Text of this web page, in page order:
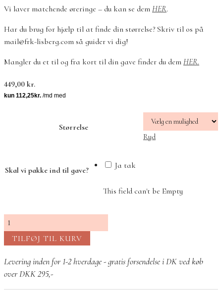
Vi laver matchende øreringe – du kan se dem HER.
Har du brug for hjælp til at finde din størrelse? Skriv til os på
mail@frk-lisberg.com så guider vi dig!
Mangler du et til og fra kort til din gave finder du dem HER.
449,00 kr.
Størrelse
Ryd
Skal vi pakke ind til gave? Ja tak
This field can't be Empty
Columbine
Ring
Grøn
antal
TILFØJ TIL KURV
Levering inden for 1-2 hverdage - gratis forsendelse i DK ved køb
over DKK 295,-